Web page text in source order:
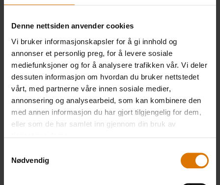
Denne nettsiden anvender cookies
Vi bruker informasjonskapsler for å gi innhold og
annonser et personlig preg, for å levere sosiale
mediefunksjoner og for å analysere trafikken vår. Vi deler
dessuten informasjon om hvordan du bruker nettstedet
vårt, med partnerne våre innen sosiale medier,
annonsering og analysearbeid, som kan kombinere den
med annen informasjon du har gjort tilgjengelig for dem,
eller som de har samlet inn gjennom din bruk av
Nødvendig
Inspirasjon
Gryteretter fra grillen